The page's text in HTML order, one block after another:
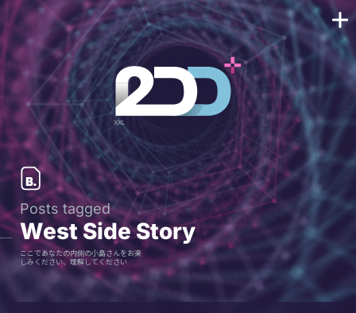
Posts tagged
West Side Story
ここであなたの内側の小島さんをお楽
しみください、理解してください